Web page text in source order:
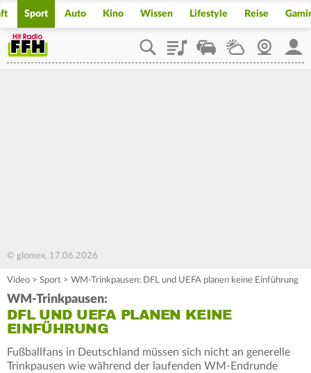
Sport Auto Kino Wissen Lifestyle Reise
PlaylistStaupilotWetterWebcam
© glomex, 17.06.2026
Video > Sport > WM-Trinkpausen: DFL und UEFA planen keine Einführung
WM-Trinkpausen:
DFL UND UEFA PLANEN KEINE
EINFÜHRUNG
Fußballfans in Deutschland müssen sich nicht an generelle
Trinkpausen wie während der laufenden WM-Endrunde